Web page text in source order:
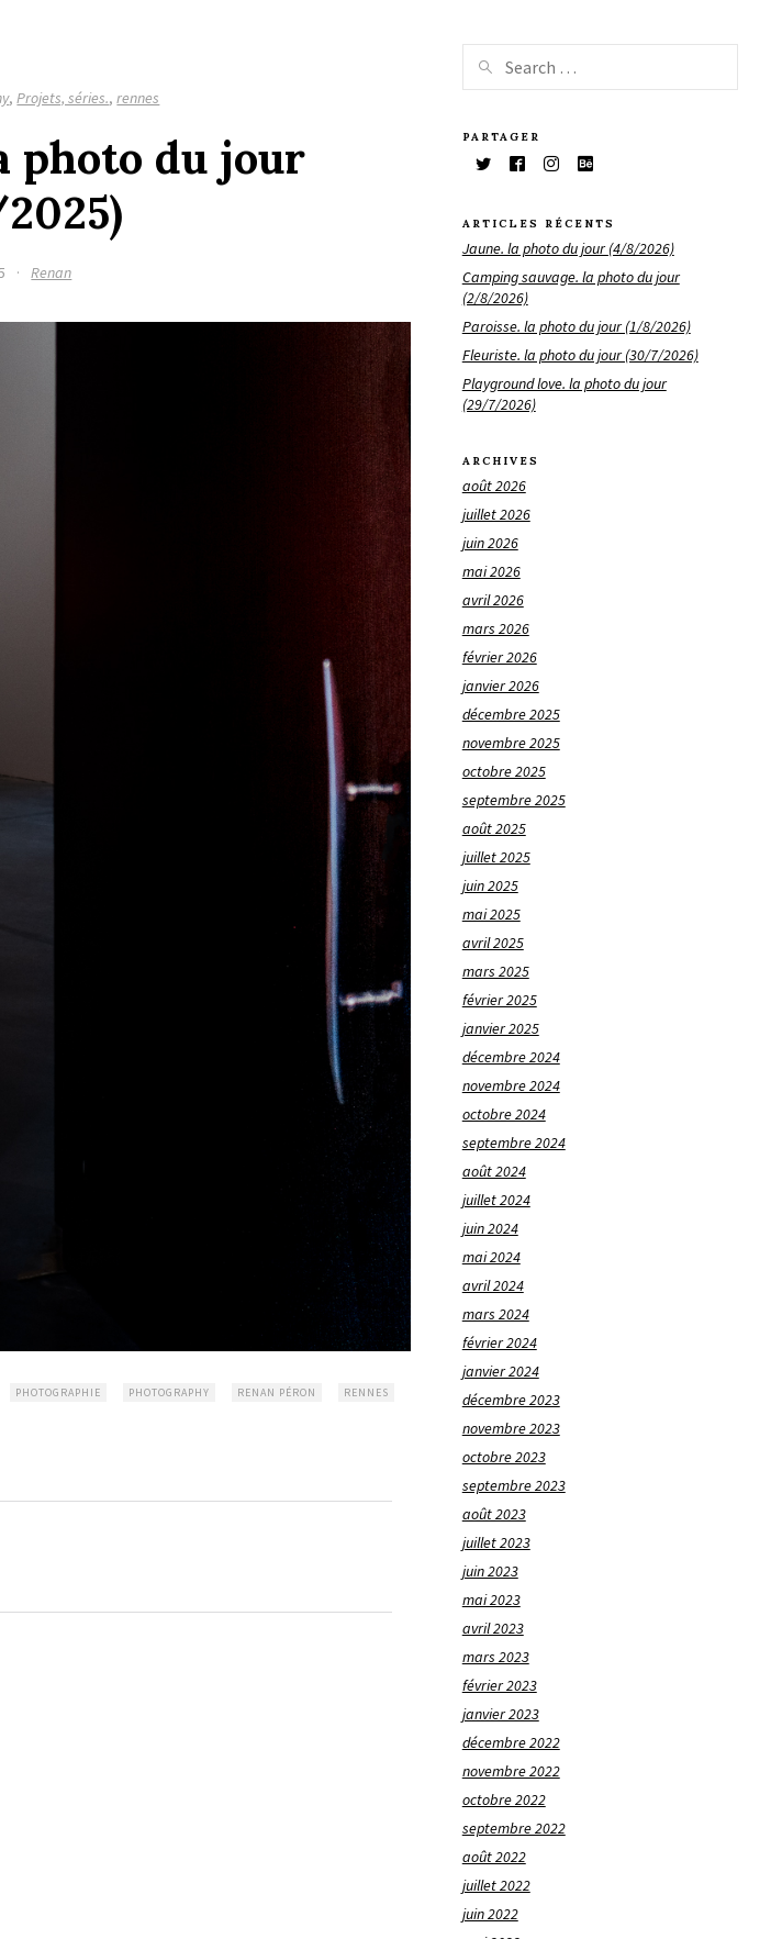
,Projets, séries.,rennes
photo du jour
· Renan
PHOTOGRAPHIE PHOTOGRAPHY RENAN PÉRON RENNES
PARTAGER
ARTICLES RÉCENTS
Jaune. la photo du jour (4/8/2026)
Camping sauvage. la photo du jour
(2/8/2026)
Paroisse. la photo du jour (1/8/2026)
Fleuriste. la photo du jour (30/7/2026)
Playground love. la photo du jour
(29/7/2026)
ARCHIVES
août 2026
juillet 2026
juin 2026
mai 2026
avril 2026
mars 2026
février 2026
janvier 2026
décembre 2025
novembre 2025
octobre 2025
septembre 2025
août 2025
juillet 2025
juin 2025
mai 2025
avril 2025
mars 2025
février 2025
janvier 2025
décembre 2024
novembre 2024
octobre 2024
septembre 2024
août 2024
juillet 2024
juin 2024
mai 2024
avril 2024
mars 2024
février 2024
janvier 2024
décembre 2023
novembre 2023
octobre 2023
septembre 2023
août 2023
juillet 2023
juin 2023
mai 2023
avril 2023
mars 2023
février 2023
janvier 2023
décembre 2022
novembre 2022
octobre 2022
septembre 2022
août 2022
juillet 2022
juin 2022